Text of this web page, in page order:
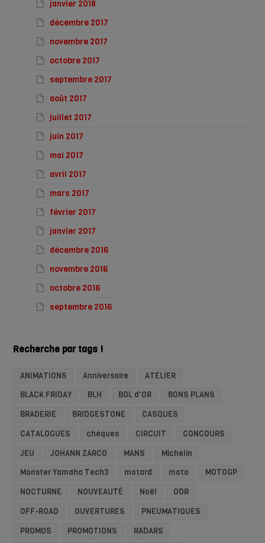
janvier 2018
décembre 2017
novembre 2017
octobre 2017
septembre 2017
août 2017
juillet 2017
juin 2017
mai 2017
avril 2017
mars 2017
février 2017
janvier 2017
décembre 2016
novembre 2016
octobre 2016
septembre 2016
Recherche par tags !
ANIMATIONS Anniversaire
ATELIER
BLACK FRIDAY
BLH BOL d'OR
BONS PLANS
BRADERIE
BRIDGESTONE
CASQUES
CATALOGUES
chèques CIRCUIT
CONCOURS
JEU
JOHANN ZARCO MANS
Michelin
Monster Yamaha Tech3
motard moto
MOTOGP
NOCTURNE
NOUVEAUTÉ Noël
ODR
OFF-ROAD
OUVERTURES
PNEUMATIQUES
PROMOS
PROMOTIONS
RADARS